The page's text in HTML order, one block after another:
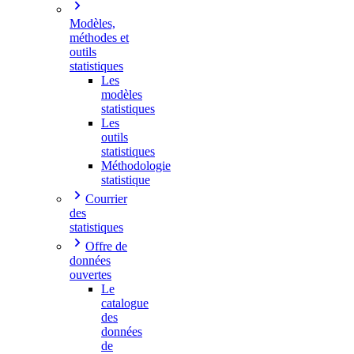
Modèles,
méthodes et
outils
statistiques
Les
modèles
statistiques
Les
outils
statistiques
Méthodologie
statistique
Courrier
des
statistiques
Offre de
données
ouvertes
Le
catalogue
des
données
de